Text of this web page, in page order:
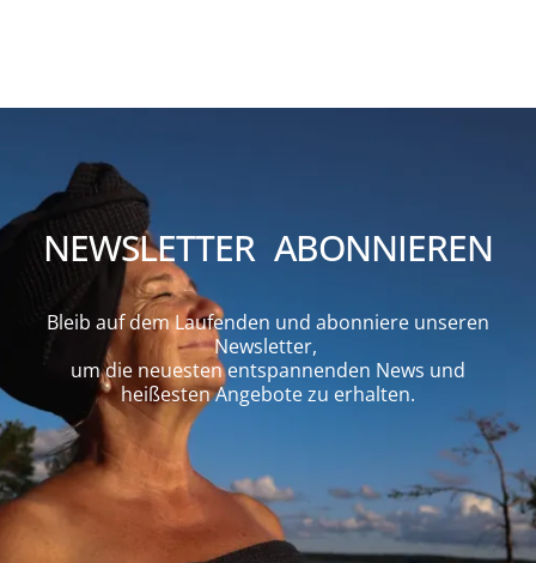
NEWSLETTER ABONNIEREN
Bleib auf dem Laufenden und abonniere unseren
Newsletter,
um die neuesten entspannenden News und
heißesten Angebote zu erhalten.